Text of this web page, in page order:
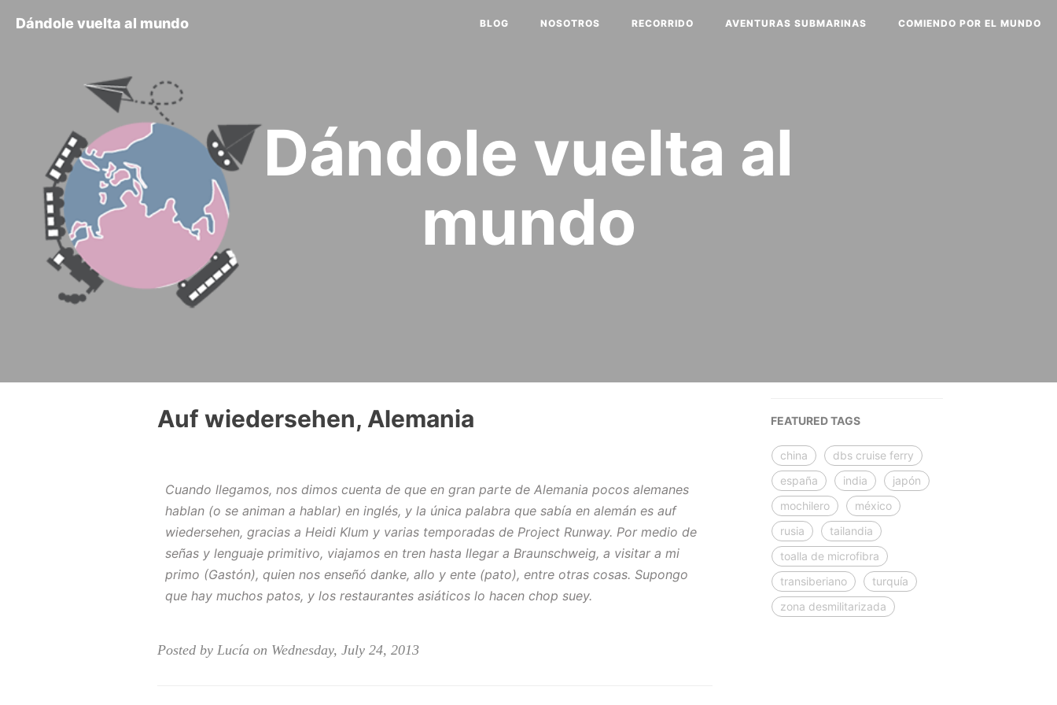
Dándole vuelta al mundo BLOG NOSOTROS RECORRIDO AVENTURAS SUBMARINAS COMIENDO POR EL MUNDO
Dándole vuelta al
mundo
Auf wiedersehen, Alemania
Cuando llegamos, nos dimos cuenta de que en gran parte de Alemania pocos alemanes
hablan (o se animan a hablar) en inglés, y la única palabra que sabía en alemán es auf
wiedersehen, gracias a Heidi Klum y varias temporadas de Project Runway. Por medio de
señas y lenguaje primitivo, viajamos en tren hasta llegar a Braunschweig, a visitar a mi
primo (Gastón), quien nos enseñó danke, allo y ente(pato), entre otras cosas. Supongo
que hay muchos patos, y los restaurantes asiáticos lo hacen chop suey.
Posted by Lucía on Wednesday, July 24, 2013
FEATURED TAGS
china
dbs cruise ferry
españa
india
japón
mochilero
méxico
rusia
tailandia
toalla de microfibra
transiberiano
turquía
zona desmilitarizada